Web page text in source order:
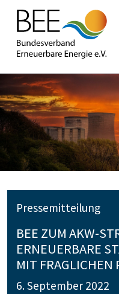
Pressemitteilung
BEE ZUM AKW-
ERNEUERBARE
MIT FRAGLICHEN
6. September 2022